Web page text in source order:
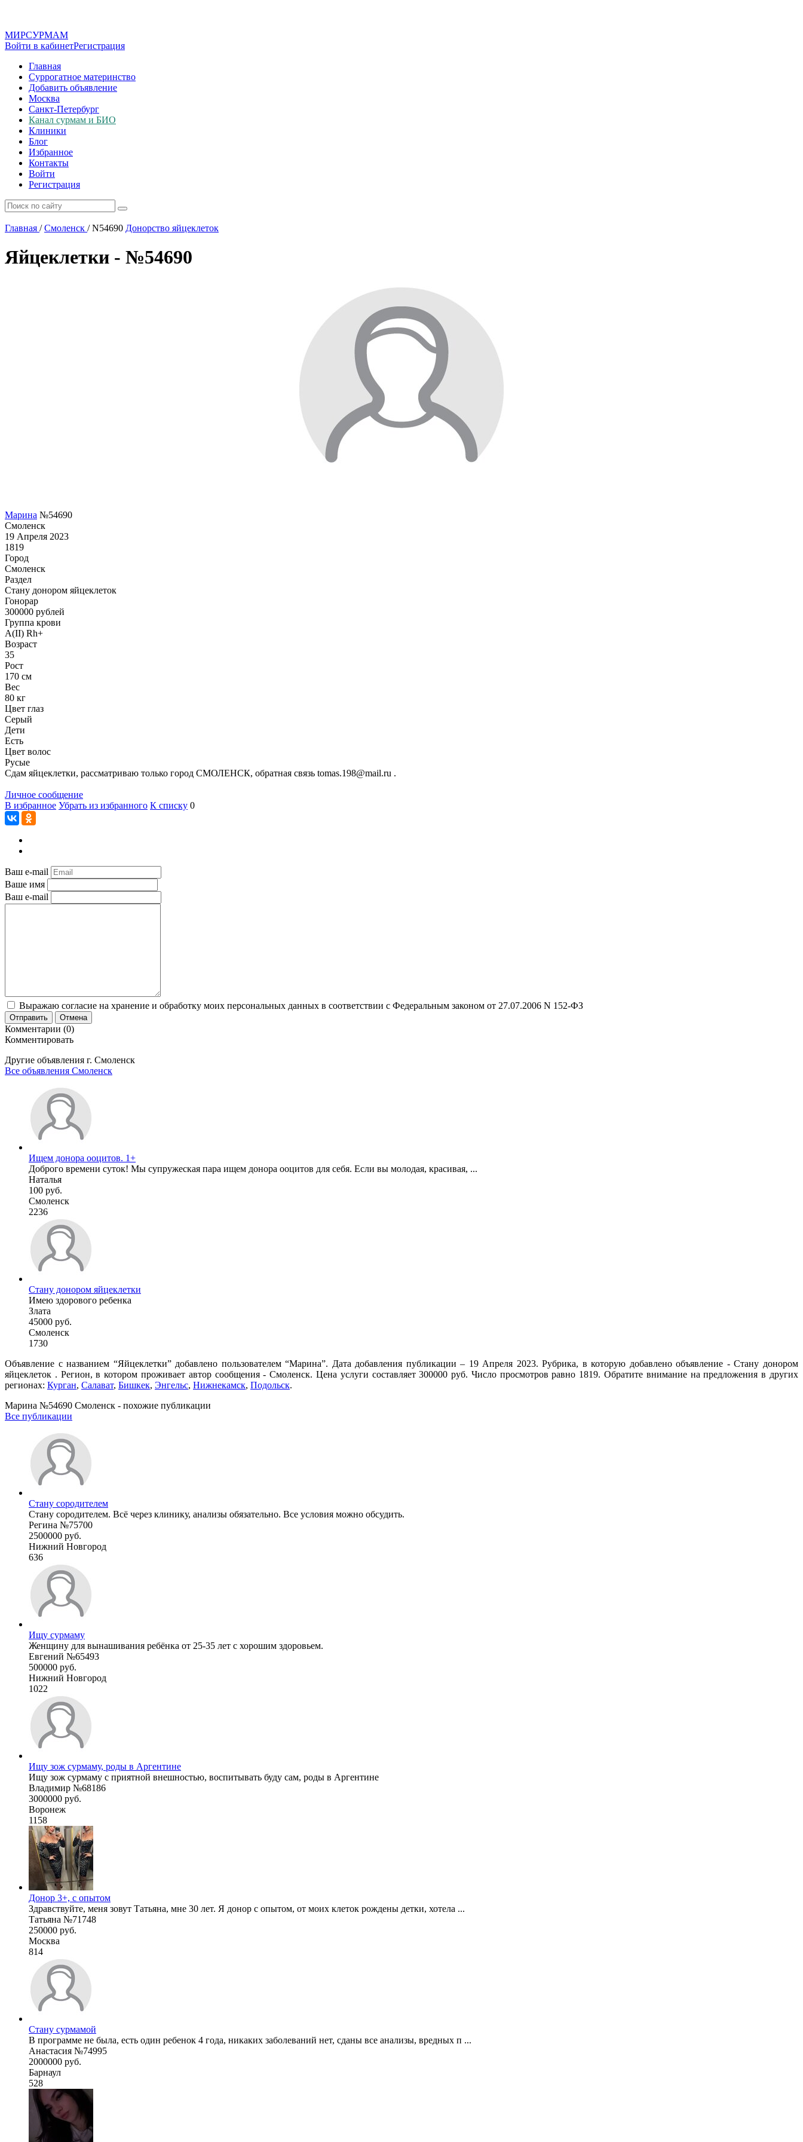
МИРСУРМАМ
Войти в кабинетРегистрация
Главная
Суррогатное материнство
Добавить объявление
Москва
Санкт-Петербург
Канал сурмам и БИО
Клиники
Блог
Избранное
Контакты
Войти
Регистрация
Главная / Смоленск /N54690 Донорство яйцеклеток
Яйцеклетки - №54690
Марина №54690
Смоленск
19 Апреля 2023
1819
Город
Смоленск
Раздел
Стану донором яйцеклеток
Гонoрар
300000 рублей
Группа крови
A(II) Rh+
Возраст
35
Рост
170 см
Вес
80 кг
Цвет глаз
Серый
Дети
Есть
Цвет волос
Русые
Сдам яйцеклетки, рассматриваю только город СМОЛЕНСК, обратная связь tomas.198@mail.ru .
Личное сообщение
В избранное Убрать из избранного К списку 0
Ваш e-mail
Ваше имя
Ваш e-mail
Выражаю согласие на хранение и обработку моих персональных данных в соответствии с Федеральным законом от 27.07.2006 N 152-ФЗ
Отправить Отмена
Комментарии (0)
Комментировать
Другие объявления г. Смоленск
Все объявления Смоленск
Ищем донора ооцитов. 1+
Доброго времени суток! Мы супружеская пара ищем донора ооцитов для себя. Если вы молодая, красивая, ...
Наталья
100 руб.
Смоленск
2236
Стану донором яйцеклетки
Имею здорового ребенка
Злата
45000 руб.
Смоленск
1730
Объявление с названием “Яйцеклетки” добавлено пользователем “Марина”. Дата добавления публикации – 19 Апреля 2023. Рубрика, в которую добавлено объявление - Стану донором
яйцеклеток . Регион, в котором проживает автор сообщения - Смоленск. Цена услуги составляет 300000 руб. Число просмотров равно 1819. Обратите внимание на предложения в других
регионах: Курган, Салават, Бишкек, Энгельс, Нижнекамск, Подольск.
Марина №54690 Смоленск - похожие публикации
Все публикации
Стану сородителем
Стану сородителем. Всё через клинику, анализы обязательно. Все условия можно обсудить.
Регина №75700
2500000 руб.
Нижний Новгород
636
Ищу сурмаму
Женщину для вынашивания ребёнка от 25-35 лет с хорошим здоровьем.
Евгений №65493
500000 руб.
Нижний Новгород
1022
Ищу зож сурмаму, роды в Аргентине
Ищу зож сурмаму с приятной внешностью, воспитывать буду сам, роды в Аргентине
Владимир №68186
3000000 руб.
Воронеж
1158
Донор 3+, с опытом
Здравствуйте, меня зовут Татьяна, мне 30 лет. Я донор с опытом, от моих клеток рождены детки, хотела ...
Татьяна №71748
250000 руб.
Москва
814
Стану сурмамой
В программе не была, есть один ребенок 4 года, никаких заболеваний нет, сданы все анализы, вредных п ...
Анастасия №74995
2000000 руб.
Барнаул
528